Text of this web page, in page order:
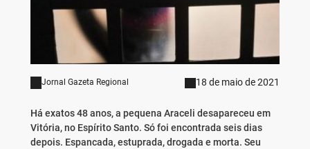
Jornal Gazeta Regional 18 de maio de 2021
Há exatos 48 anos, a pequena Araceli desapareceu em
Vitória, no Espírito Santo. Só foi encontrada seis dias
depois. Espancada, estuprada, drogada e morta. Seu